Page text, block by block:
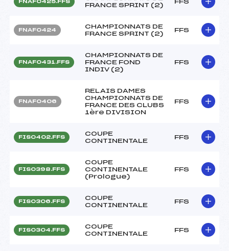
FNAF0425.FFS
FRANCE SPRINT (2)
FFS
FNAF0424
CHAMPIONNATS DE
FRANCE SPRINT (2)
FFS
FNAF0431.FFS
CHAMPIONNATS DE
FRANCE FOND
INDIV (2)
FFS
FNAF0406
RELAIS DAMES
CHAMPIONNATS DE
FRANCE DES CLUBS
1ère DIVISION
FFS
FIS0402.FFS
COUPE
CONTINENTALE
FFS
FIS0398.FFS
COUPE
CONTINENTALE
(Prologue)
FFS
FIS0306.FFS
COUPE
CONTINENTALE
FFS
FIS0304.FFS
COUPE
CONTINENTALE
FFS